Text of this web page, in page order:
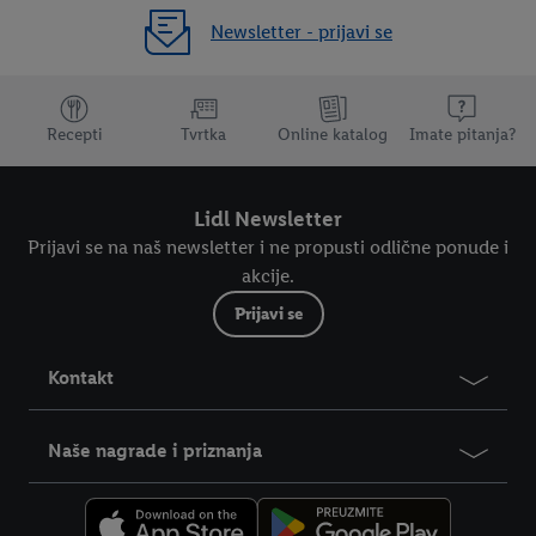
Newsletter - prijavi se
Dodatne teme
Recepti Tvrtka Online katalog Imate pitanja?
Lidl Newsletter
Prijavi se na naš newsletter i ne propusti odlične ponude i
akcije.
Prijavi se
Kontakt
Naše nagrade i priznanja